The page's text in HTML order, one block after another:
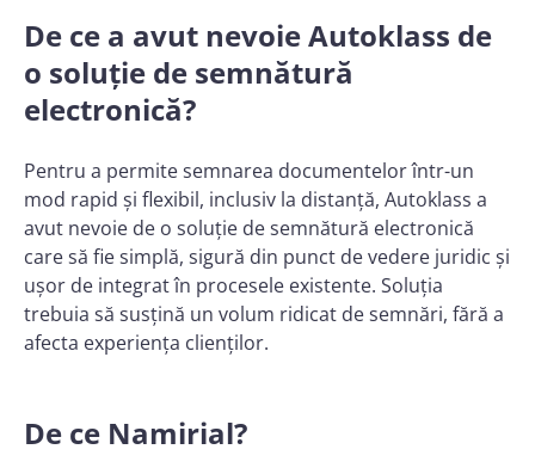
De ce a avut nevoie Autoklass de
o soluție de semnătură
electronică?
Pentru a permite semnarea documentelor într-un
mod rapid și flexibil, inclusiv la distanță, Autoklass a
avut nevoie de o soluție de semnătură electronică
care să fie simplă, sigură din punct de vedere juridic și
ușor de integrat în procesele existente. Soluția
trebuia să susțină un volum ridicat de semnări, fără a
afecta experiența clienților.
De ce Namirial?